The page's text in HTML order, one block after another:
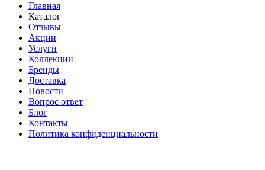
Главная
Каталог
Отзывы
Акции
Услуги
Коллекции
Бренды
Доставка
Новости
Вопрос ответ
Блог
Контакты
Политика конфиденциальности